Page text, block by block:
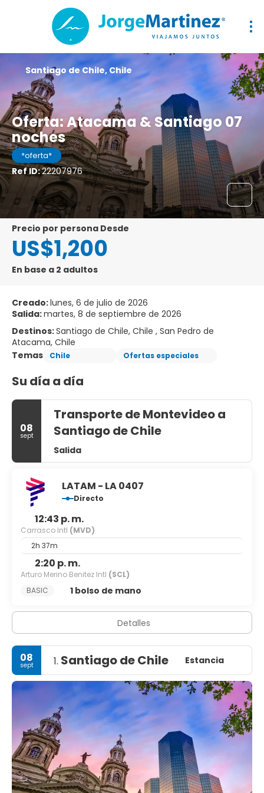
Oferta: Atacama & Santiago 07
noches
*oferta*
Ref ID:22207976
Santiago de Chile, Chile
precio por persona Desde
US$1,200
En base a 2 adultos
Creado:lunes, 6 de julio de 2026
Salida:martes, 8 de septiembre de 2026
Destinos:Santiago de Chile, Chile , San Pedro de
Atacama, Chile
Temas
Chile Ofertas especiales
Su día a día
08
sept
Transporte de Montevideo a
Santiago de Chile
Salida
LATAM - LA 0407
Directo
12:43 p. m.
Carrasco Intl (MVD)
2h 37m
2:20 p. m.
Arturo Merino Benitez Intl (SCL)
BASIC
1 bolso de mano
Detalles
08
sept 1. Santiago de Chile Estancia